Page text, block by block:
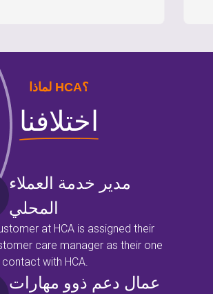
لماذا HCA؟
اختلافنا
مدير خدمة العملاء
المحلي
at HCA is assigned their
care manager as their one
with HCA.
عمال دعم ذوو مهارات